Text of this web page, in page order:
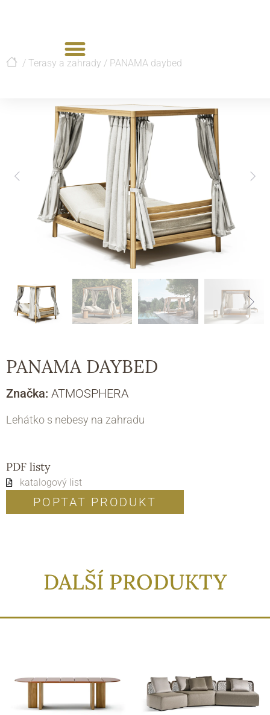
/ Terasy a zahrady / PANAMA daybed
PANAMA DAYBED
Značka: ATMOSPHERA
Lehátko s nebesy na zahradu
PDF listy
katalogový list
POPTAT PRODUKT
DALŠÍ PRODUKTY